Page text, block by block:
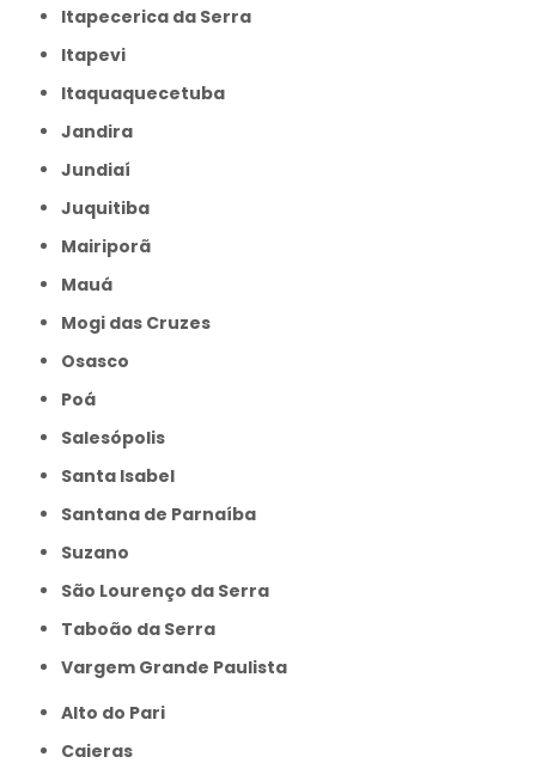
Itapecerica da Serra
Itapevi
Itaquaquecetuba
Jandira
Jundiaí
Juquitiba
Mairiporã
Mauá
Mogi das Cruzes
Osasco
Poá
Salesópolis
Santa Isabel
Santana de Parnaíba
Suzano
São Lourenço da Serra
Taboão da Serra
Vargem Grande Paulista
Alto do Pari
Caieras